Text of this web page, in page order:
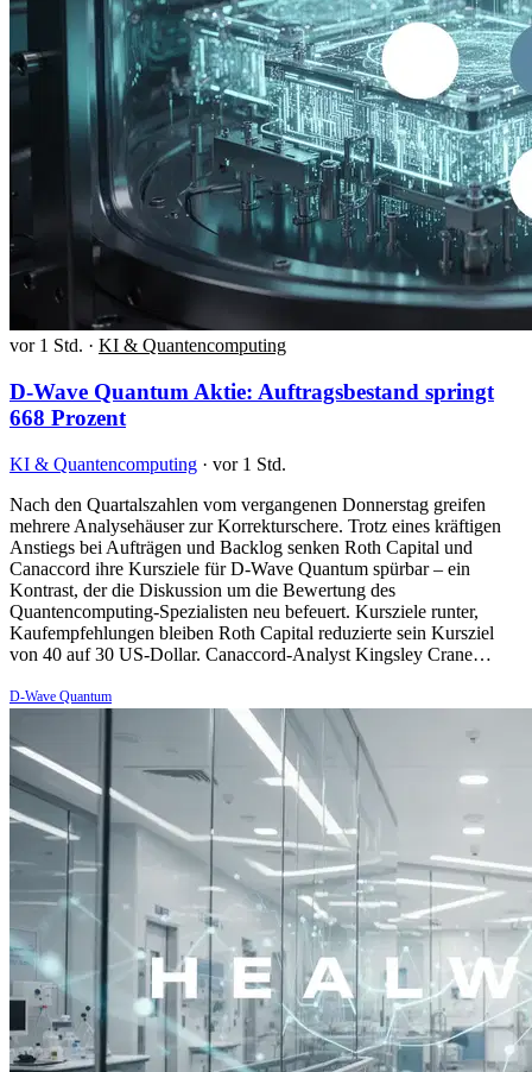
vor 1 Std. · KI & Quantencomputing
D-Wave Quantum Aktie: Auftragsbestand springt
668 Prozent
KI & Quantencomputing · vor 1 Std.
Nach den Quartalszahlen vom vergangenen Donnerstag greifen
mehrere Analysehäuser zur Korrekturschere. Trotz eines kräftigen
Anstiegs bei Aufträgen und Backlog senken Roth Capital und
Canaccord ihre Kursziele für D-Wave Quantum spürbar – ein
Kontrast, der die Diskussion um die Bewertung des
Quantencomputing-Spezialisten neu befeuert. Kursziele runter,
Kaufempfehlungen bleiben Roth Capital reduzierte sein Kursziel
von 40 auf 30 US-Dollar. Canaccord-Analyst Kingsley Crane…
D-Wave Quantum